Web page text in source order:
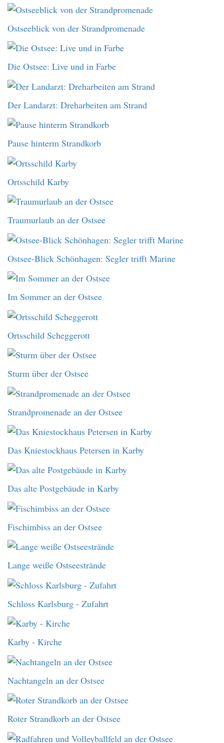
Ostseeblick von der Strandpromenade
Die Ostsee: Live und in Farbe
Der Landarzt: Dreharbeiten am Strand
Pause hinterm Strandkorb
Ortsschild Karby
Traumurlaub an der Ostsee
Ostsee-Blick Schönhagen: Segler trifft Marine
Im Sommer an der Ostsee
Ortsschild Scheggerott
Sturm über der Ostsee
Strandpromenade an der Ostsee
Das Kniestockhaus Petersen in Karby
Das alte Postgebäude in Karby
Fischimbiss an der Ostsee
Lange weiße Ostseestrände
Schloss Karlsburg - Zufahrt
Karby - Kirche
Nachtangeln an der Ostsee
Roter Strandkorb an der Ostsee